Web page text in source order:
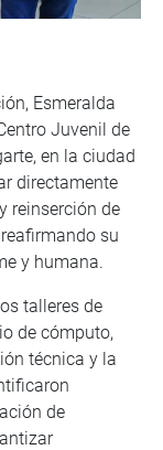
Esmeralda
Juvenil de
en la ciudad
directamente
reinserción de
su
y humana.
talleres de
de cómputo,
técnica y la
de